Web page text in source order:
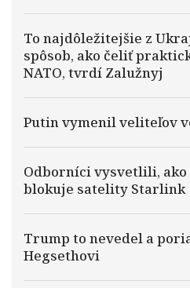
To najdôležitejšie z
spôsob, ako čeliť
NATO, tvrdí Zalužnyj
Putin vymenil veliteľov
Odborníci vysvetlili, ako
blokuje satelity Starlink
Trump to nevedel a
Hegsethovi